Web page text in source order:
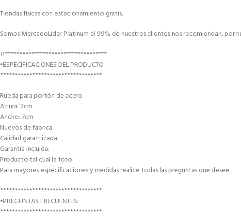
Tiendas físicas con estacionamiento gratis.
Somos MercadoLider Platinum el 99% de nuestros clientes nos recomiendan, por
#***********************************
•ESPECIFICACIONES DEL PRODUCTO
***********************************
Rueda para portón de acero.
Altura: 2cm
Ancho: 7cm
Nuevos de fábrica.
Calidad garantizada.
Garantía incluida.
Producto tal cual la foto.
Para mayores especificaciones y medidas realice todas las preguntas que desee.
***********************************
•PREGUNTAS FRECUENTES:
***********************************